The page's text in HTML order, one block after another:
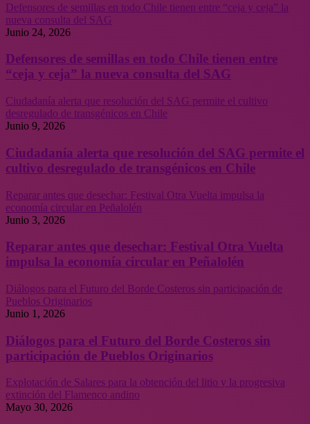
Defensores de semillas en todo Chile tienen entre “ceja y ceja” la
nueva consulta del SAG
Junio 24, 2026
Defensores de semillas en todo Chile tienen entre
“ceja y ceja” la nueva consulta del SAG
Ciudadanía alerta que resolución del SAG permite el cultivo
desregulado de transgénicos en Chile
Junio 9, 2026
Ciudadanía alerta que resolución del SAG permite el
cultivo desregulado de transgénicos en Chile
Reparar antes que desechar: Festival Otra Vuelta impulsa la
economía circular en Peñalolén
Junio 3, 2026
Reparar antes que desechar: Festival Otra Vuelta
impulsa la economía circular en Peñalolén
Diálogos para el Futuro del Borde Costeros sin participación de
Pueblos Originarios
Junio 1, 2026
Diálogos para el Futuro del Borde Costeros sin
participación de Pueblos Originarios
Explotación de Salares para la obtención del litio y la progresiva
extinción del Flamenco andino
Mayo 30, 2026